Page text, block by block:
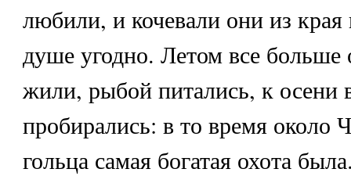
любили, и кочевали они из края
душе угодно. Летом все больше
жили, рыбой питались, к осени
пробирались: в то время около
гольца самая богатая охота